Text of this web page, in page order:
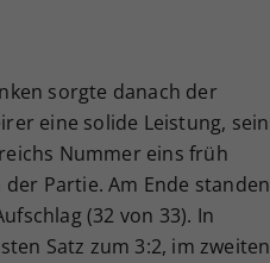
sorgte danach der
eine solide Leistung, sein
Nummer eins früh
Partie. Am Ende standen
(32 von 33). In
Satz zum 3:2, im zweiten